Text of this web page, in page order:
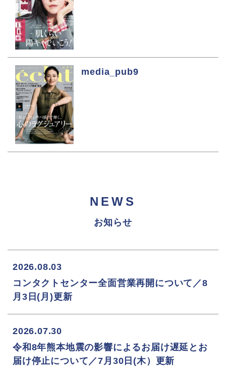
media_pub9
NEWS
お知らせ
2026.08.03
コンタクトセンター全面営業再開について／8
月3日(月)更新
2026.07.30
令和8年熊本地震の影響によるお届け遅延とお
届け停止について／7月30日(木）更新